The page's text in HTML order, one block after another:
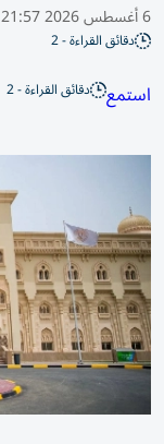
6 أغسطس 2026 21:57 مساء
دقائق القراءة - 2
استمع دقائق القراءة - 2